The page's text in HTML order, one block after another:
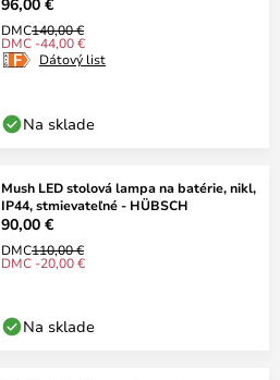
DMC140,00 €
DMC -44,00 €
Dátový list
Na sklade
Mush LED stolová lampa na batérie, nikl,
IP44, stmievateľné - HÜBSCH
90,00 €
DMC110,00 €
DMC -20,00 €
Na sklade